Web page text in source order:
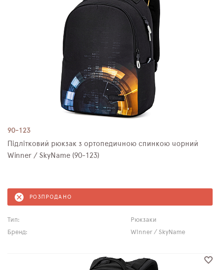
90-123
Підлітковий рюкзак з ортопедичною спинкою чорний
Winner / SkyName (90-123)
РОЗПРОДАНО
Тип:
Рюкзаки
Бренд:
Winner / SkyName